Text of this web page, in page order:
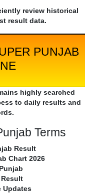
review historical
result data.
PUNJAB
highly searched
to daily results and
Terms
Result
Chart 2026
Updates